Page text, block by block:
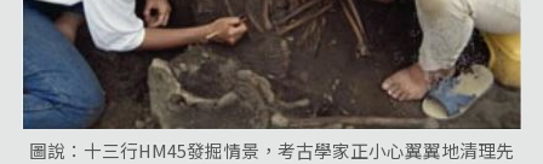
圖說：十三行HM45發掘情景，考古學家正小心翼翼地清理先